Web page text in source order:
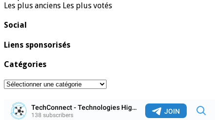
Les plus anciens Les plus votés
Social
Liens sponsorisés
Catégories
Catégories